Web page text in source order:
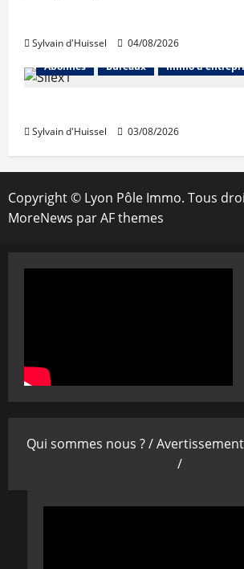
Sylvain d'Huissel
04/08/2026
Abonnés
Bureaux Immo
Sylvain d'Huissel 03/08/2026
Copyright © Lyon Pôle Immo. Tous
MoreNews par AF themes
Qui sommes nous ? /
/